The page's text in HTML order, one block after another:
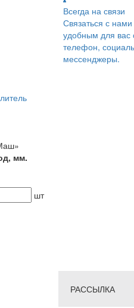
мм.
шт
Всегда на связи
Связаться с
удобным для вас
телефон,
мессенджеры.
РАССЫЛКА